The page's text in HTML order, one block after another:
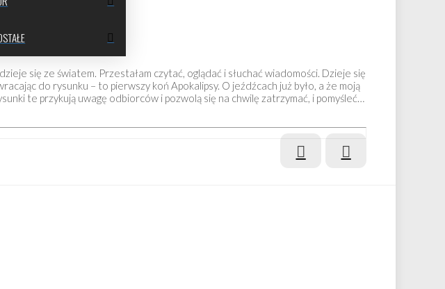
się ze światem. Przestałam czytać, oglądać i słuchać wiadomości. Dzieje się
do rysunku – to pierwszy koń Apokalipsy. O jeźdźcach już było, a że moją
te przykują uwagę odbiorców i pozwolą się na chwilę zatrzymać, i pomyśleć…